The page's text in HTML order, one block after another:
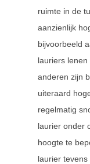
ruimte in de
aanzienlijk
bijvoorbeeld
lauriers
anderen zijn
uiteraard
regelmatig
laurier onder
hoogte te
laurier